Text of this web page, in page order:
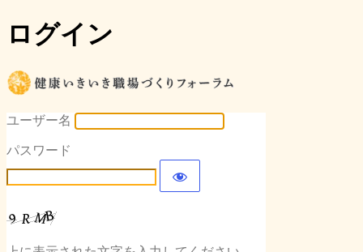
ログイン
ユーザー名
パスワード